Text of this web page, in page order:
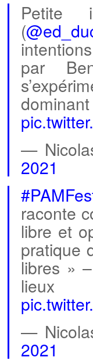
Petite
(
par
—
2021
raconte
libre et
pratique
libres »
—
2021